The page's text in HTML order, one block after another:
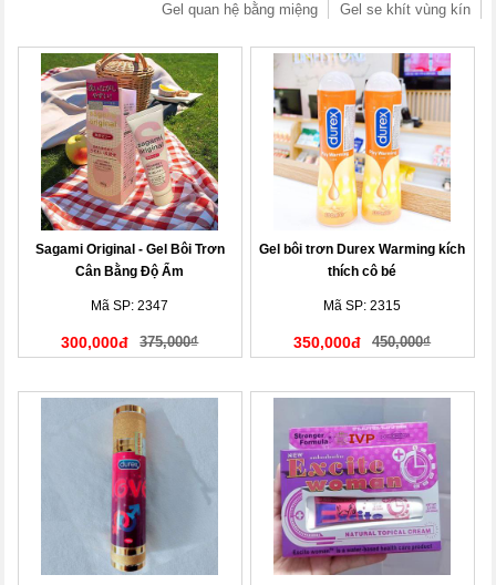
Gel se khít vùng kín
Gel quan hệ bằng miệng
Sagami Original - Gel Bôi Trơn
Cân Bằng Độ Ẩm
Mã SP: 2347
300,000đ 375,000₫
Gel bôi trơn Durex Warming kích
thích cô bé
Mã SP: 2315
350,000đ 450,000₫